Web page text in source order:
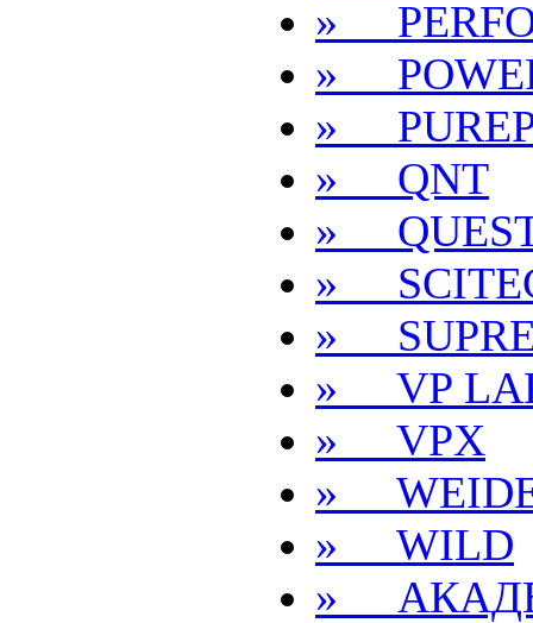
»
»
»
» QNT
»
»
»
» VP
» VPX
»
» WILD
»